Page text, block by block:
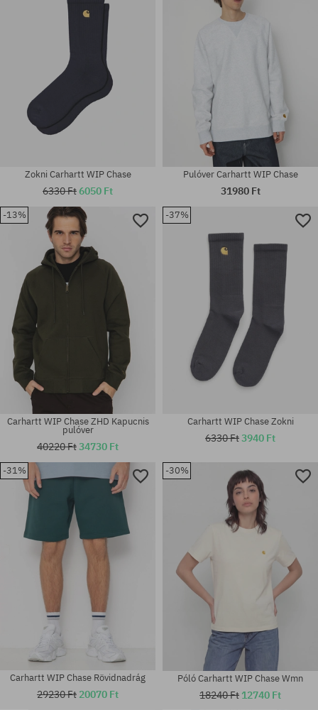
Elérhető méretek:
univerzális méret
univerzális méret
Zokni Carhartt WIP Chase
6330 Ft6050 Ft
Elérhető méretek:
Pulóver Carhartt WIP Chase
31980 Ft
-13%
Carhartt WIP Chase ZHD Kapucnis
pulóver
40220 Ft34730 Ft
-37%
Carhartt WIP Chase Zokni
6330 Ft3940 Ft
-31%
Carhartt WIP Chase Rövidnadrág
29230 Ft 20070 Ft
-30%
Póló Carhartt WIP Chase Wmn
18240 Ft 12740 Ft